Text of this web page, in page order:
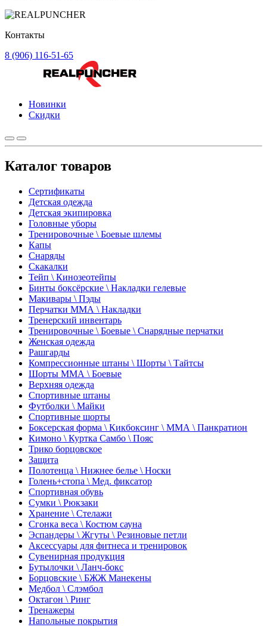
Контакты
8 (906) 116-51-65
Новинки
Скидки
Каталог товаров
Сертификаты
Детская одежда
Детская экипировка
Головные уборы
Тренировочные \ Боевые шлемы
Капы
Снаряды
Скакалки
Тейп \ Кинозеотейпы
Бинты боксёрские \ Накладки гелевые
Макивары \ Пэды
Перчатки ММА \ Накладки
Тренерский инвентарь
Тренировочные \ Боевые \ Снарядные перчатки
Женская одежда
Рашгарды
Компрессионные штаны \ Шорты \ Тайтсы
Шорты ММА \ Боевые
Верхняя одежда
Спортивные штаны
Футболки \ Майки
Спортивные шорты
Боксерская форма \ Кикбоксинг \ ММА \ Панкратион
Кимоно \ Куртка Самбо \ Пояс
Трико борцовское
Защита
Полотенца \ Нижнее белье \ Носки
Голень+стопа \ Мед. фиксатор
Спортивная обувь
Сумки \ Рюкзаки
Хранение \ Стелажи
Сгонка веса \ Костюм сауна
Эспандеры \ Жгуты \ Резиновые петли
Аксессуары для фитнеса и тренировок
Сувенирная продукция
Бутылочки \ Ланч-бокс
Борцовские \ БЖЖ Манекены
Медбол \ Слэмбол
Октагон \ Ринг
Тренажеры
Напольные покрытия